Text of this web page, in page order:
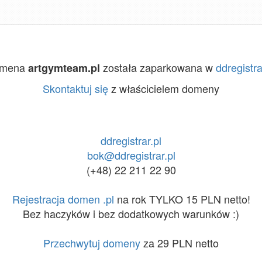
artgymteam.pl została zaparkowana w
Skontaktuj sięz właścicielem domeny
ddregistrar.pl
bok@ddregistrar.pl
(+48) 22 211 22 90
Rejestracja domen .pl na rok TYLKO 15 PLN netto!
Bez haczyków i bez dodatkowych warunków :)
Przechwytuj domenyza 29 PLN netto